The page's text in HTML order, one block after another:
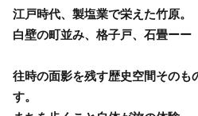
江戸時代、製塩業で栄えた竹原。
白壁の町並み、格子戸、石畳ーー
往時の面影を残す歴史空間そのも
す。